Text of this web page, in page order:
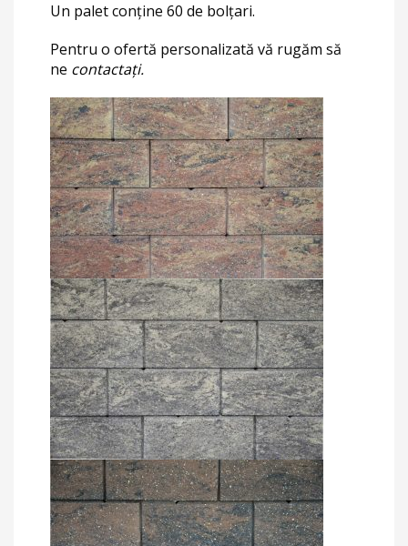
Un palet conține 60 de bolțari.
Pentru o ofertă personalizată vă rugăm să
ne contactați.